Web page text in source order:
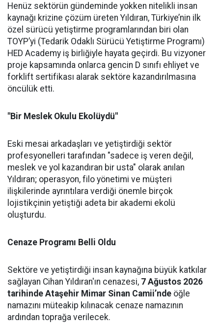
Henüz sektörün gündeminde yokken nitelikli insan
kaynağı krizine çözüm üreten Yıldıran, Türkiye’nin ilk
özel sürücü yetiştirme programlarından biri olan
TOYP’yi (Tedarik Odaklı Sürücü Yetiştirme Programı)
HED Academy iş birliğiyle hayata geçirdi. Bu vizyoner
proje kapsamında onlarca gencin D sınıfı ehliyet ve
forklift sertifikası alarak sektöre kazandırılmasına
öncülük etti.
"Bir Meslek Okulu Ekolüydü"
Eski mesai arkadaşları ve yetiştirdiği sektör
profesyonelleri tarafından "sadece iş veren değil,
meslek ve yol kazandıran bir usta" olarak anılan
Yıldıran; operasyon, filo yönetimi ve müşteri
ilişkilerinde ayrıntılara verdiği önemle birçok
lojistikçinin yetiştiği adeta bir akademi ekolü
oluşturdu.
Cenaze Programı Belli Oldu
Sektöre ve yetiştirdiği insan kaynağına büyük katkılar
sağlayan Cihan Yıldıran'ın cenazesi, 7 Ağustos 2026
tarihinde Ataşehir Mimar Sinan Camii’nde öğle
namazını müteakip kılınacak cenaze namazının
ardından toprağa verilecek.